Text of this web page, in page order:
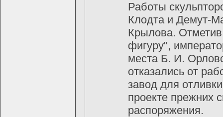
Работы
Клодта и Демут-
Крылова.
фигуру",
места Б. И.
отказались от
завод для
проекте прежних
распоряжения.